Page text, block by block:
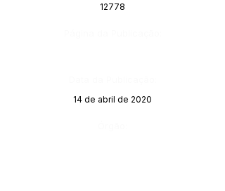
12778
14 de abril de 2020